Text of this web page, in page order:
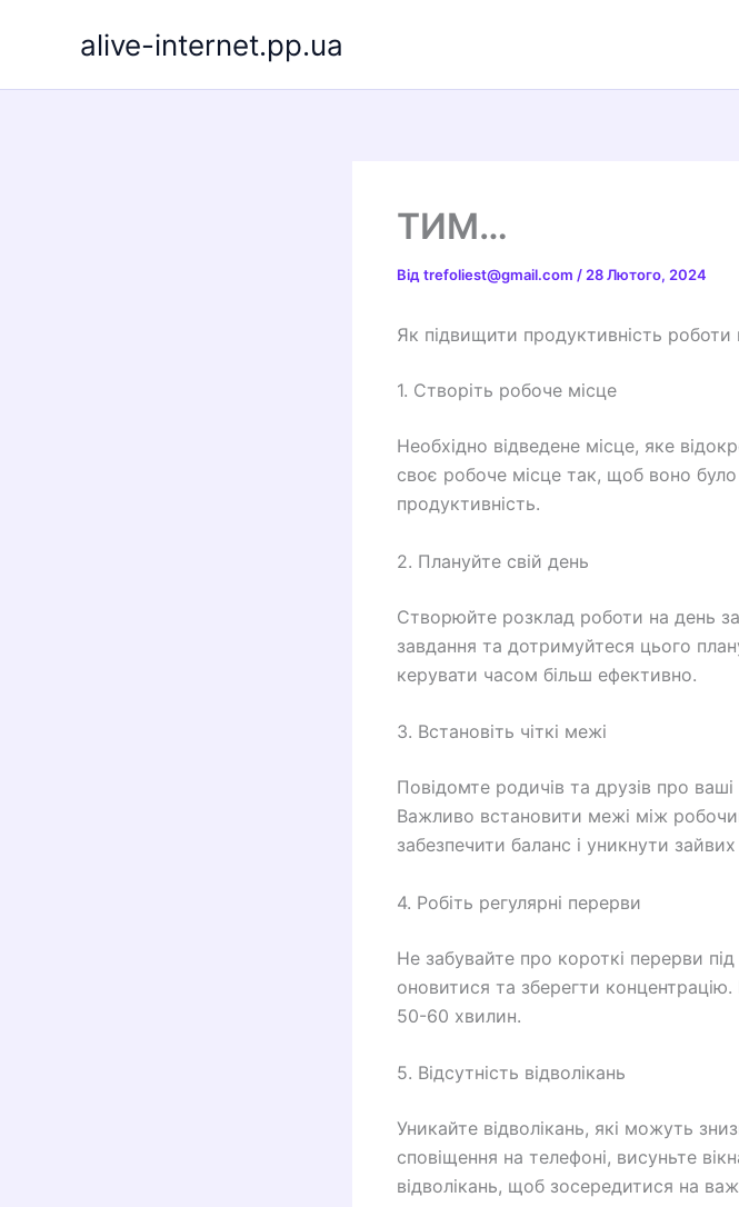
alive-internet.pp.ua
ТИМ…
Від trefoliest@gmail.com / 28 Лютого, 2024
Як підвищити продуктивність
1. Створіть робоче місце
Необхідно відведене місце, яке
своє робоче місце так, щоб воно
продуктивність.
2. Плануйте свій день
Створюйте розклад роботи на день
завдання та дотримуйтеся цього
керувати часом більш ефективно.
3. Встановіть чіткі межі
Повідомте родичів та друзів про
Важливо встановити межі між
забезпечити баланс і уникнути зайвих
4. Робіть регулярні перерви
Не забувайте про короткі перерви
оновитися та зберегти
50-60 хвилин.
5. Відсутність відволікань
Уникайте відволікань, які можуть
сповіщення на телефоні, висуньте
відволікань, щоб зосередитися на